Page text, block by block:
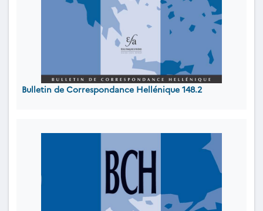
Bulletin de Correspondance Hellénique 148.2